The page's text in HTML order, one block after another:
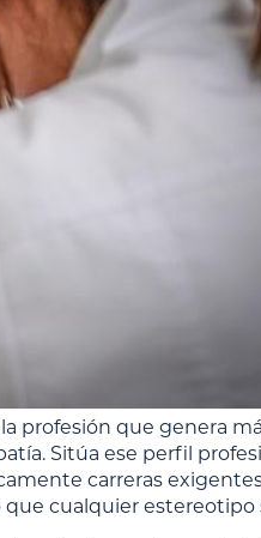
profesión que genera
Sitúa ese perfil
carreras
cualquier estereotipo